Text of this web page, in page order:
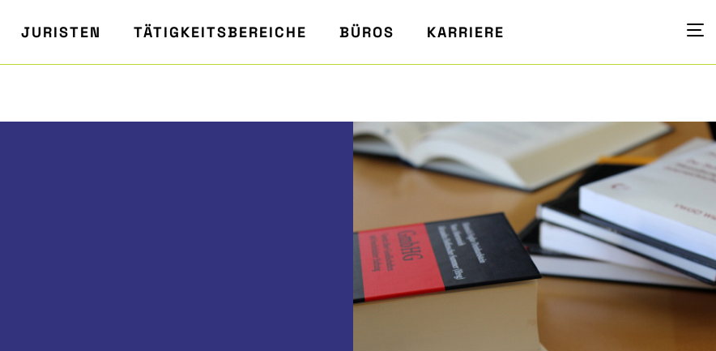
JURISTEN TÄTIGKEITSBEREICHE BÜROS KARRIERE